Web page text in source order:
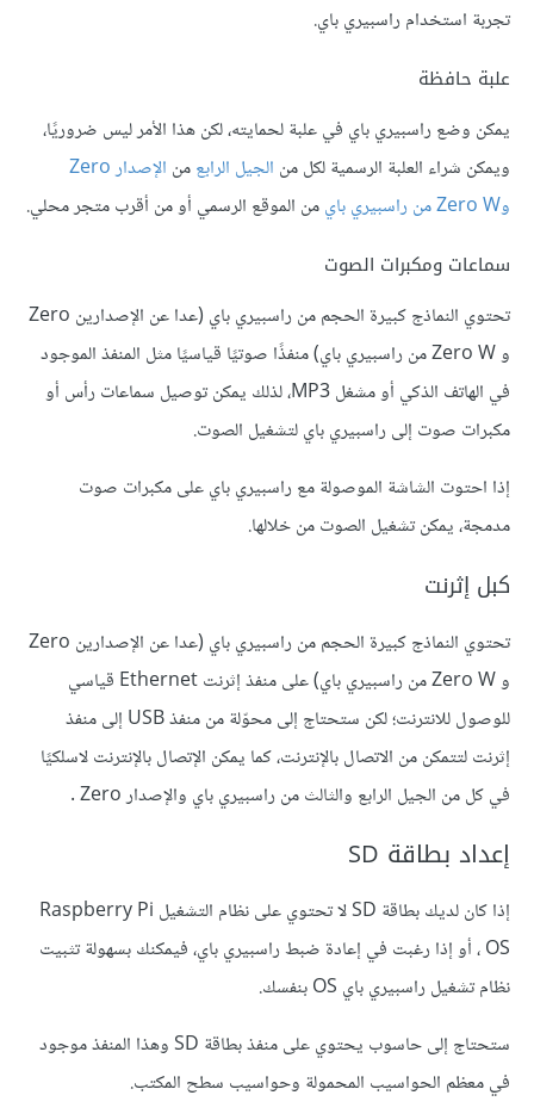
تجربة استخدام راسبيري باي.
علبة حافظة
يمكن وضع راسبيري باي في علبة لحمايته، لكن هذا الأمر ليس ضروريًا،
ويمكن شراء العلبة الرسمية لكل من الجيل الرابعمن
الإصدار Zero
وZero W من راسبيري باي
من الموقع الرسمي أو من أقرب متجر محلي.
سماعات ومكبرات الصوت
تحتوي النماذج كبيرة الحجم من راسبيري باي (عدا عن الإصدارين Zero
و Zero W من راسبيري باي) منفذًا صوتيًا قياسيًا مثل المنفذ الموجود
في الهاتف الذكي أو مشغل MP3، لذلك يمكن توصيل سماعات رأس أو
مكبرات صوت إلى راسبيري باي لتشغيل الصوت.
إذا احتوت الشاشة الموصولة مع راسبيري باي على مكبرات صوت
مدمجة، يمكن تشغيل الصوت من خلالها.
كبل إثرنت
تحتوي النماذج كبيرة الحجم من راسبيري باي (عدا عن الإصدارين Zero
و Zero W من راسبيري باي) على منفذ إثرنت Ethernet قياسي
للوصول للانترنت؛ لكن ستحتاج إلى محوّلة من منفذ USB إلى منفذ
إثرنت لتتمكن من الاتصال بالإنترنت، كما يمكن الإتصال بالإنترنت لاسلكيًا
في كل من الجيل الرابع والثالث من راسبيري باي والإصدار Zero .
إعداد بطاقة SD
إذا كان لديك بطاقة SD لا تحتوي على نظام التشغيل Raspberry Pi
OS ، أو إذا رغبت في إعادة ضبط راسبيري باي، فيمكنك بسهولة تثبيت
نظام تشغيل راسبيري باي OS بنفسك.
ستحتاج إلى حاسوب يحتوي على منفذ بطاقة SD وهذا المنفذ موجود
في معظم الحواسيب المحمولة وحواسيب سطح المكتب.